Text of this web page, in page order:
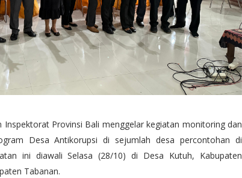
Inspektorat Provinsi Bali menggelar kegiatan monitoring dan
Desa Antikorupsi di sejumlah desa percontohan di
ini diawali Selasa (28/10) di Desa Kutuh, Kabupaten
Tabanan.